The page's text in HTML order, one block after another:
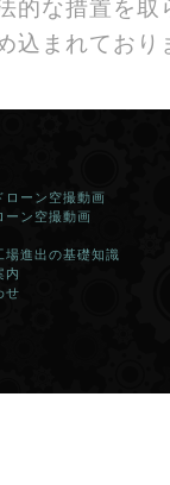
的な措置を
込まれており
ローン空撮動画
ーン空撮動画
場進出の基礎知識
内
せ